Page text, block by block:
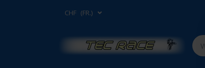
CHF (FR.)